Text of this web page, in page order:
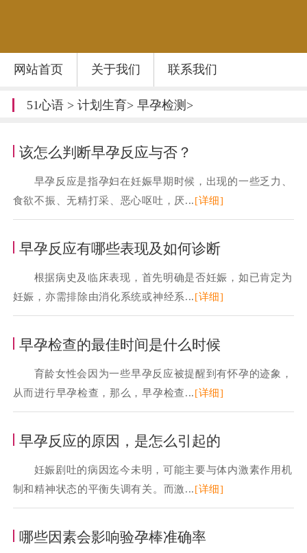
网站首页 关于我们 联系我们
51心语> 计划生育> 早孕检测 >
该怎么判断早孕反应与否？
早孕反应是指孕妇在妊娠早期时候，出现的一些乏力、
食欲不振、无精打采、恶心呕吐，厌...[详细]
早孕反应有哪些表现及如何诊断
根据病史及临床表现，首先明确是否妊娠，如已肯定为
妊娠，亦需排除由消化系统或神经系...[详细]
早孕检查的最佳时间是什么时候
育龄女性会因为一些早孕反应被提醒到有怀孕的迹象，
从而进行早孕检查，那么，早孕检查...[详细]
早孕反应的原因，是怎么引起的
妊娠剧吐的病因迄今未明，可能主要与体内激素作用机
制和精神状态的平衡失调有关。而激...[详细]
哪些因素会影响验孕棒准确率